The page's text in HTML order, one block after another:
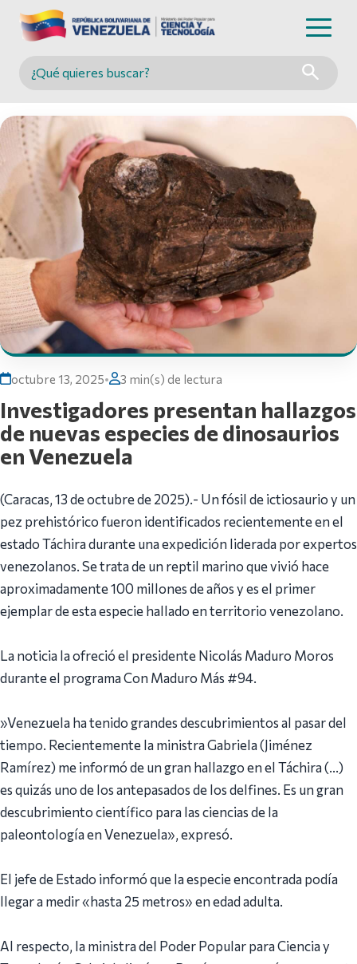
Buscar en MINCYT
octubre 13, 2025• 3 min(s) de lectura
Investigadores presentan hallazgos
de nuevas especies de dinosaurios
en Venezuela
‎(Caracas, 13 de octubre de 2025).- ‎Un fósil de ictiosaurio y un
pez prehistórico fueron identificados recientemente en el
estado Táchira durante una expedición liderada por expertos
venezolanos. Se trata de un reptil marino que vivió hace
aproximadamente 100 millones de años y es el primer
ejemplar de esta especie hallado en territorio venezolano.
‎La noticia la ofreció el presidente Nicolás Maduro Moros
durante el programa Con Maduro Más #94.
‎»Venezuela ha tenido grandes descubrimientos al pasar del
tiempo. Recientemente la ministra Gabriela (Jiménez
Ramírez) me informó de un gran hallazgo en el Táchira (…)
es quizás uno de los antepasados de los delfines. Es un gran
descubrimiento científico para las ciencias de la
paleontología en Venezuela», expresó.
‎El jefe de Estado informó que la especie encontrada podía
llegar a medir «hasta 25 metros» en edad adulta.
‎Al respecto, la ministra del Poder Popular para Ciencia y